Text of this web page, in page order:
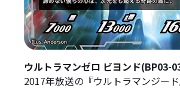
ウルトラマンゼロ ビヨンド(BP03-
2017年放送の『ウルトラマンジー